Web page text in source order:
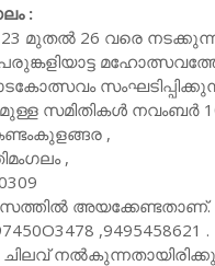
:
മുതൽ 26 വരെ
സമിതികൾ
,
,
അയക്കേണ്ടതാണ്.
,9495458621 .